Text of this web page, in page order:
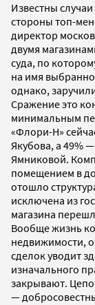
Известны
стороны топ-
директор
двумя
суда, по
на имя
однако,
Сражение это
минимальным
«Флори-Н»
Якубова, а 49%
Ямниковой.
помещением в
отошло
исключена из
магазина
Вообще жизнь
недвижимости,
сделок уводит
изначального
закрывают.
—